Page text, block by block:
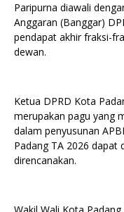
Paripurna diawali
Anggaran (Banggar)
pendapat akhir fraksi-
dewan.
Ketua DPRD Kota
merupakan pagu yang
dalam penyusunan
Padang TA 2026 dapat
direncanakan.